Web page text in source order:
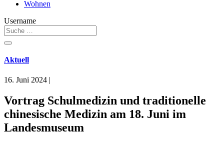
Wohnen
Username
Aktuell
16. Juni 2024 |
Vortrag Schulmedizin und traditionelle
chinesische Medizin am 18. Juni im
Landesmuseum